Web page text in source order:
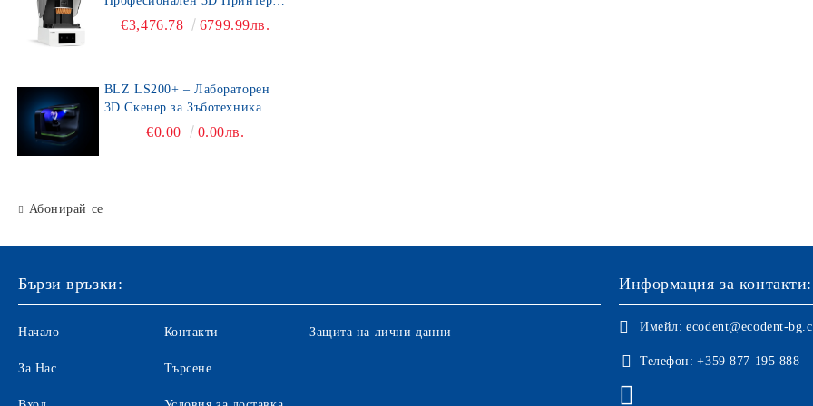
за Зъботехника
€3,476.78 6799.99лв.
BLZ LS200+ – Лабораторен
3D Скенер за Зъботехника
€0.00 0.00лв.
Абонирай се
Бързи връзки:
Начало
За Нас
Контакти
Търсене
Защита на лични данни
Информация за контакти:
Имейл: ecodent@ecodent-
Телефон: +359 877 195 888